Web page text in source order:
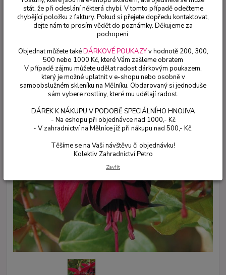
President Georg Bartlett Fuchsie
- cena na prodejně
stát, že při odeslání některá chybí. V tomto případě odečteme
chybějící položku z faktury. Pokud si přejete dopředu kontaktovat,
dejte nám to prosím vědět do poznámky. Děkujeme za
pochopení.
Objednat můžete takéDÁRKOVÉ POUKAZYv hodnotě 200, 300,
500 nebo 1000 Kč, které Vám zašleme obratem
V případě zájmu můžete udělat radost dárkovým poukazem,
který je možné uplatnit v e-shopu nebo osobně v
samoobslužném skleníku na Mělníku. Obdarovaný si jednoduše
sám vybere rostliny, které mu udělají radost.
DÁREK K NÁKUPU V PODOBĚ SPECIÁLNÍHO HNOJIVA
- Na eshopu při objednávce nad 1000,- Kč
- V zahradnictví na Mělníce již při nákupu nad 500,- Kč.
Těšíme se na Vaši návštěvu či objednávku!
Kolektiv Zahradnictví Petro
Zavřít